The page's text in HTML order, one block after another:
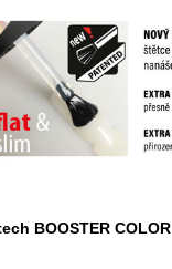
BOOSTER COLOR